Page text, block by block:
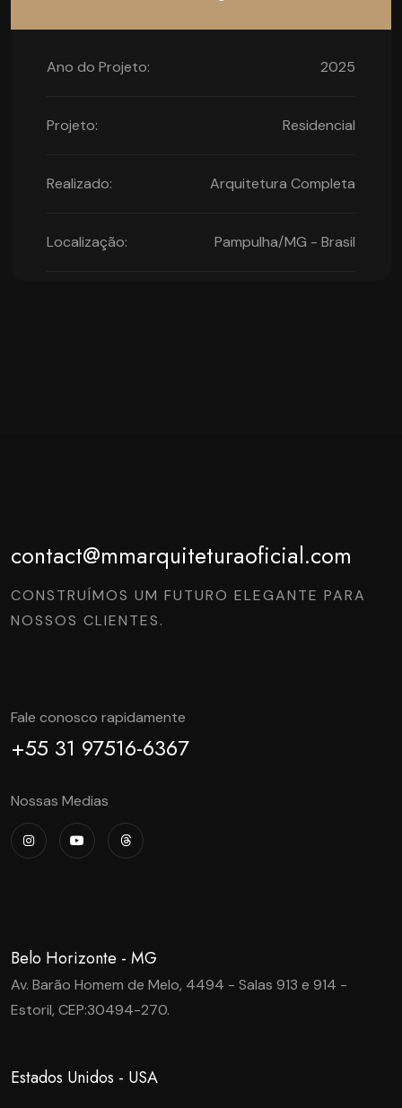
Ano do Projeto: 2025
Projeto: Residencial
Realizado: Arquitetura Completa
Localização: Pampulha/MG - Brasil
contact@mmarquiteturaoficial.com
CONSTRUÍMOS UM FUTURO ELEGANTE PARA
NOSSOS CLIENTES.
Fale conosco rapidamente
+55 31 97516-6367
Nossas Medias
Belo Horizonte - MG
Av. Barão Homem de Melo, 4494 - Salas 913 e 914 -
Estoril, CEP:30494-270.
Estados Unidos - USA